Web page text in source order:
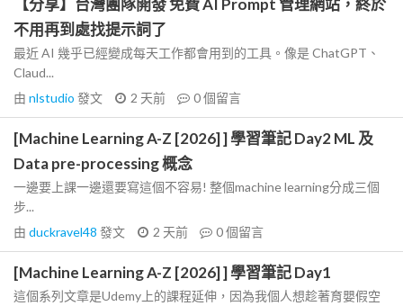
【分享】台灣團隊開發 免費 AI Prompt 管理網站，終於
不用再到處找提示詞了
最近 AI 幾乎已經變成每天工作都會用到的工具。像是 ChatGPT、
Claud...
由 nlstudio 發文 2 天前 0個留言
[Machine Learning A-Z [2026] ] 學習筆記 Day2 ML 及
Data pre-processing 概念
一邊要上課一邊還要寫這個不容易! 整個machine learning分成三個
步...
由 duckravel48 發文 2 天前 0個留言
[Machine Learning A-Z [2026] ] 學習筆記 Day1
這個系列文章是Udemy上的課程延伸，因為我個人想趁著育嬰假空